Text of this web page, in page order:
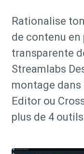
Rationalise
de contenu
transparente
Streamlabs
montage dans
Editor ou
plus de 4